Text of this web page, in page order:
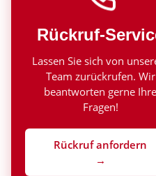
Rückruf-
Lassen Sie sich von
Team zurückrufen. Wir
beantworten gerne Ihre
Fragen!
Rückruf anfordern
→